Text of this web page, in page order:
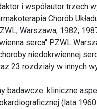
i współautor trzech
Chorób
Warszawa, 1982,
serca" PZWL
niedokrwiennej
23 rozdziały w innych
badawcze: kliniczne
(lata